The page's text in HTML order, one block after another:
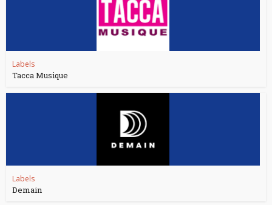
Labels
Tacca Musique
Labels
Demain